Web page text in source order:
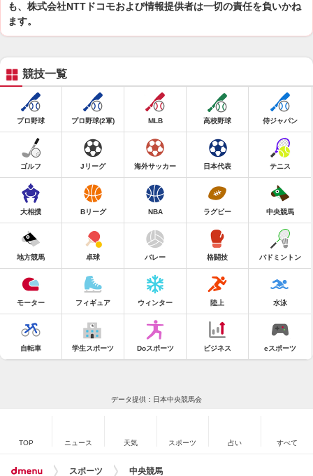
も、株式会社NTTドコモおよび情報提供者は一切の責任を負いかね
ます。
競技一覧
プロ野球 プロ野球(2軍) MLB 高校野球 侍ジャパン
ゴルフ Jリーグ 海外サッカー 日本代表 テニス
大相撲 Bリーグ NBA ラグビー 中央競馬
地方競馬 卓球 バレー 格闘技 バドミントン
モーター フィギュア ウィンター 陸上 水泳
自転車 学生スポーツ Doスポーツ ビジネス eスポーツ
データ提供：日本中央競馬会
TOP ニュース 天気 スポーツ 占い すべて
スポーツ 中央競馬